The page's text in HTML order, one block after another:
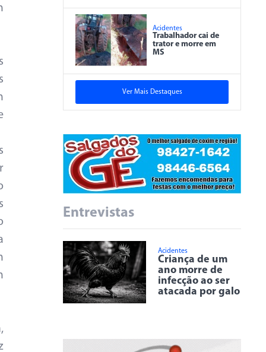
Acidentes
Trabalhador cai de
trator e morre em
MS
Ver Mais Destaques
Entrevistas
Acidentes
Criança de um
ano morre de
infecção ao ser
atacada por galo